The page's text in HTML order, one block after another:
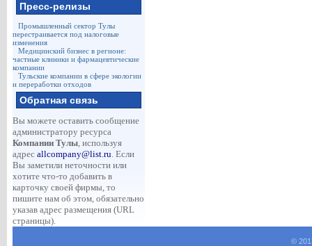
Пресс-релизы
Промышленный сектор Тулы
перестраивается под налоговые
изменения
Медицинский бизнес в регионе:
частные клиники и фармацевтические
компании
Тульские компании в сфере экологии
и переработки отходов
Обратная связь
Вы можете оставить сообщение
администратору ресурса
Компании Тулы, используя
адрес allcompany@list.ru. Если
Вы заметили неточности или
хотите что-то добавить в
карточку своей фирмы, то
пишите нам об этом, обязательно
указав адрес размещения (URL
страницы).
©